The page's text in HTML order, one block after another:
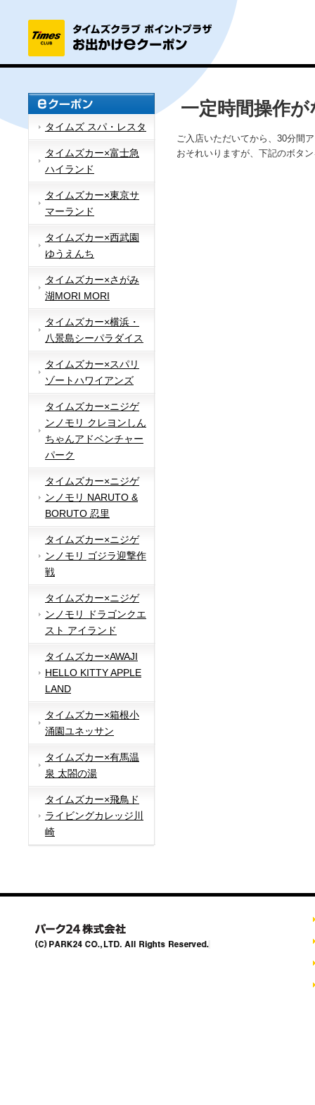
タイムズ スパ・レスタ
タイムズカー×富士急
ハイランド
タイムズカー×東京サ
マーランド
タイムズカー×西武園
ゆうえんち
タイムズカー×さがみ
湖MORI MORI
タイムズカー×横浜・
八景島シーパラダイス
タイムズカー×スパリ
ゾートハワイアンズ
タイムズカー×ニジゲ
ンノモリ クレヨンしん
ちゃんアドベンチャー
パーク
タイムズカー×ニジゲ
ンノモリ NARUTO &
BORUTO 忍里
タイムズカー×ニジゲ
ンノモリ ゴジラ迎撃作
戦
タイムズカー×ニジゲ
ンノモリ ドラゴンクエ
スト アイランド
タイムズカー×AWAJI
HELLO KITTY APPLE
LAND
タイムズカー×箱根小
涌園ユネッサン
タイムズカー×有馬温
泉 太閤の湯
タイムズカー×飛鳥ド
ライビングカレッジ川
崎
一定時間操作
ご入店いただいてから、30分間
おそれいりますが、下記のボタ